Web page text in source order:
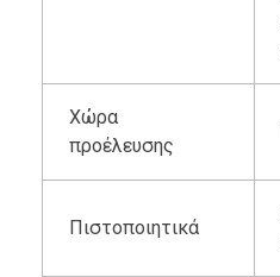
Χώρα
προέλευσης
Πιστοποιητικά